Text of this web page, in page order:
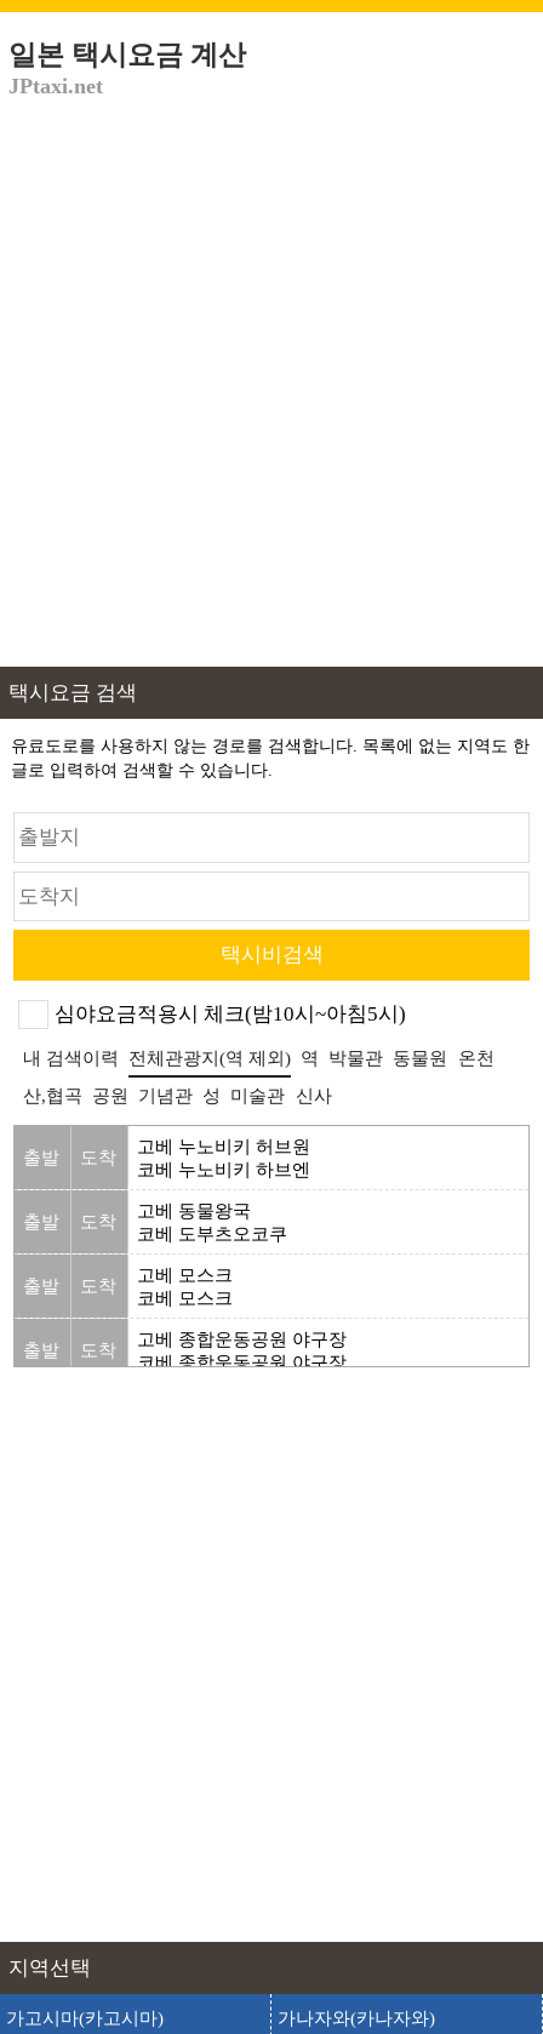
일본 택시요금 계산
JPtaxi.net
택시요금 검색
유료도로를 사용하지 않는 경로를 검색합니다. 목록에 없는 지역도 한
글로 입력하여 검색할 수 있습니다.
심야요금적용시 체크(밤10시~아침5시)
내 검색이력 전체관광지(역 제외) 역 박물관 동물원
온천
산,협곡 공원 기념관 성 미술관 신사
출발 도착
고베 누노비키 허브원
코베 누노비키 하브엔
출발 도착
고베 동물왕국
코베 도부츠오코쿠
출발 도착
고베 모스크
코베 모스크
출발 도착
고베 종합운동공원 야구장
코베 종합운동공원 야구장
코베시립 오지 동물원
출발 도착
지역선택
가고시마(카고시마) 가나자와(카나자와)